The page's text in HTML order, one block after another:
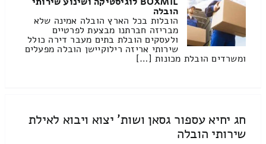
הובלה
הובלות בכל הארץ הובלה אמינה שלא
מבריזה חברתנו מבצעת לפרטיים
ולעסקים הובלת בתים מעבר דירה כולל
שירותי אריזה רילוקיישן הובלה מפעלים
ומשרדים הובלת מכונות […]
חג יחיא עספור גסאן ושות' יצוא ויבוא לאילת
שירותי הובלה